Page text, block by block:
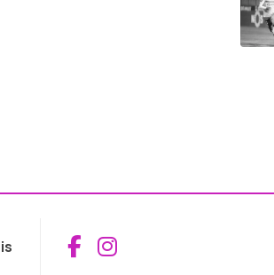
Aceder ao
Aceder ao